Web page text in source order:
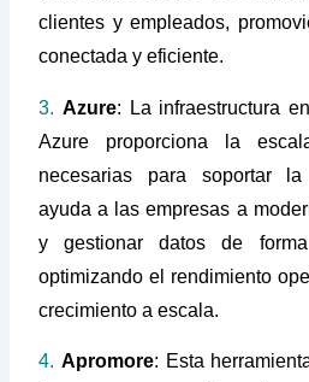
clientes y empleados,
conectada y eficiente.
3. Azure: La infraestructura
Azure proporciona la
necesarias para soportar
ayuda a las empresas a
y gestionar datos de
optimizando el rendimiento
crecimiento a escala.
4. Apromore: Esta